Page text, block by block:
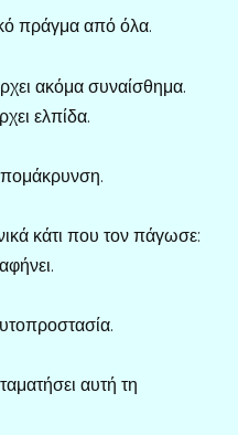
πράγμα από όλα.
ακόμα συναίσθημα.
ελπίδα.
κάτι που τον πάγωσε:
αυτή τη